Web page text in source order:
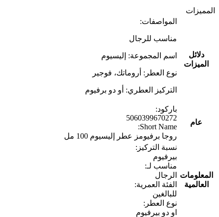
المميزات
دلائل
الميزات
المواصفات:
مناسب للرجال
اسم المجموعة: إليسيوم
نوع العطر: أروماتك، فوجير
التركيز العطري: أو دو برفيوم
عام
باركود:
5060399670272
Short Name:
روجا برفيومز عطر إليسيوم 100 مل
المعلومات
العالمية
نسبة التركيز:
بيرفيوم
مناسب لـ:
الرجال
الفئة العمرية:
للبالغين
نوع العطر:
او دو بيرفيوم